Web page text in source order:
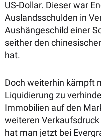
US-Dollar. Dieser war
Auslandsschulden in
Aushängeschild einer
seither den
hat.
Doch weiterhin kämpft
Liquidierung zu
Immobilien auf den
weiteren
hat man jetzt bei